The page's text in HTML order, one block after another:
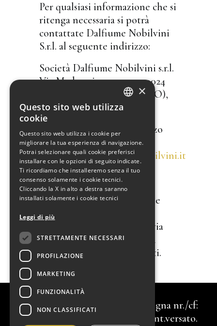
Per qualsiasi informazione che si
ritenga necessaria si potrà
contattate Dalfiume Nobilvini
S.r.l. al seguente indirizzo:
Società Dalfiume Nobilvini s.r.l.
Via Madonnina n. 3041, 40024
Castel San Pietro Terme (BO),
Italia, Telefono: 051941618
Ovvero al seguente indirizzo
mail:
commerciale@dalfiumenobilvini.it
Clausola di rinvio
Per quanto non contenuto e
trattato nelle presenti
Condizioni Generali si rinvia
alle Condizioni Generali di
vendita e alle norme vigenti.
Dalfiume Nobilvini SRL.
00577051204 | Iscritta al R.I. Bologna nr./cf:
02422060372 | C.s.: €. 110.000,00 int.versato.
×
Questo sito web utilizza
cookie
Questo sito web utilizza i cookie per
migliorare la tua esperienza di navigazione.
Potrai selezionare quali cookie preferisci
installare con le opzioni di seguito indicate.
Ti ricordiamo che installeremo senza il tuo
consenso solamente i cookie tecnici.
Cliccando la X in alto a destra saranno
installati solamente i cookie tecnici
Leggi di più
STRETTAMENTE NECESSARI
PROFILAZIONE
MARKETING
FUNZIONALITÀ
NON CLASSIFICATI